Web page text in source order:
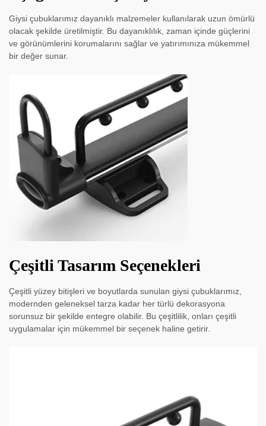
Giysi çubuklarımız dayanıklı malzemeler kullanılarak uzun ömürlü
olacak şekilde üretilmiştir. Bu dayanıklılık, zaman içinde güçlerini
ve görünümlerini korumalarını sağlar ve yatırımınıza mükemmel
bir değer sunar.
Çeşitli Tasarım Seçenekleri
Çeşitli yüzey bitişleri ve boyutlarda sunulan giysi çubuklarımız,
modernden geleneksel tarza kadar her türlü dekorasyona
sorunsuz bir şekilde entegre olabilir. Bu çeşitlilik, onları çeşitli
uygulamalar için mükemmel bir seçenek haline getirir.